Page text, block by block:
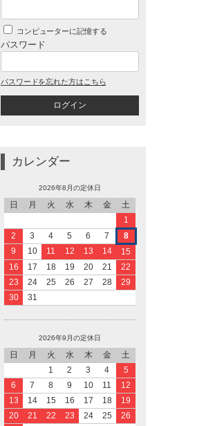
コンピューターに記憶する
パスワード
パスワードを忘れた方はこちら
カレンダー
2026年8月の定休日
日 月 火 水 木 金
土
1
2
3 4 5 6 7
8
9
10 11 12 13 14
15
16
17 18 19 20 21
22
23
24 25 26 27 28
29
30
31
2026年9月の定休日
日 月 火 水 木 金
土
1
2 3 4
5
6
7 8 9 10 11
12
13
14 15 16 17 18
19
20
21 22 23 24 25
26